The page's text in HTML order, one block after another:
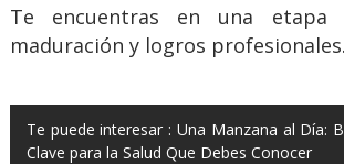
Te encuentras en una etapa
maduración y logros profesionales.
Te puede interesar : Una Manzana al Día:
Clave para la Salud Que Debes Conocer